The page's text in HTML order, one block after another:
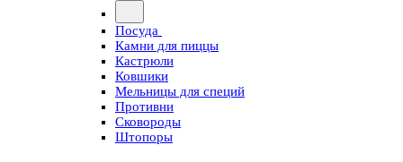
Посуда
Камни для пиццы
Кастрюли
Ковшики
Мельницы для специй
Противни
Сковороды
Штопоры